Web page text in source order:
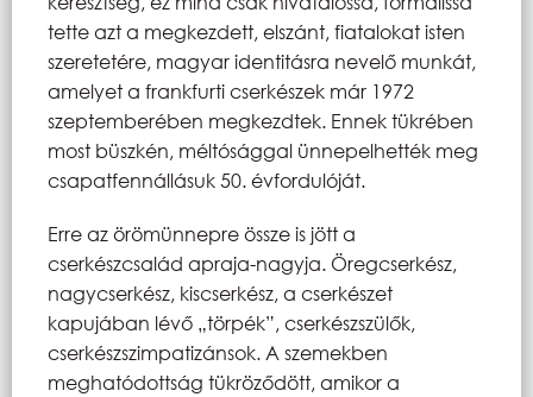
tette azt a megkezdett, elszánt, fiatalokat isten
szeretetére, magyar identitásra nevelő munkát,
amelyet a frankfurti cserkészek már 1972
szeptemberében megkezdtek. Ennek tükrében
most büszkén, méltósággal ünnepelhették meg
csapatfennállásuk 50. évfordulóját.
Erre az örömünnepre össze is jött a
cserkészcsalád apraja-nagyja. Öregcserkész,
nagycserkész, kiscserkész, a cserkészet
kapujában lévő „törpék”, cserkészszülők,
cserkészszimpatizánsok. A szemekben
meghatódottság tükröződött, amikor a